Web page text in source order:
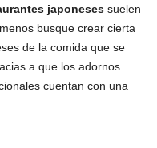
japoneses suelen
busque crear cierta
de la comida que se
a que los adornos
cuentan con una